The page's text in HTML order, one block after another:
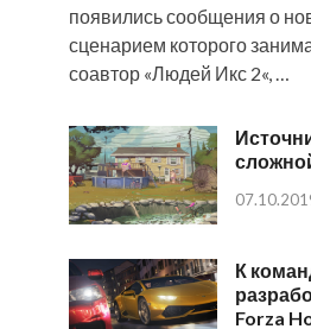
появились сообщения о
сценарием которого
соавтор «Людей Икс 2«, …
К
Forza